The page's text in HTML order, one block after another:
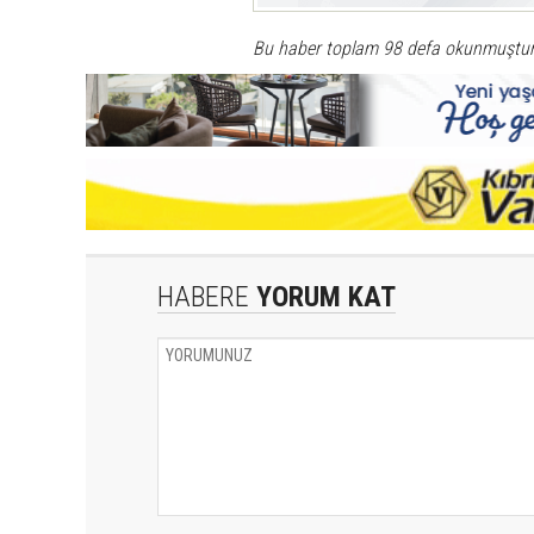
Bu haber toplam 98 defa okunmuştur
HABERE YORUM KAT